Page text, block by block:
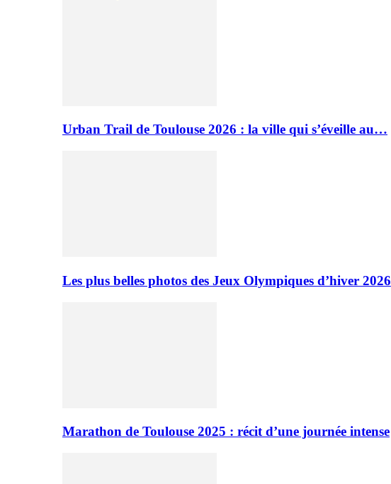
Urban Trail de Toulouse 2026 : la ville qui s’éveille au…
Les plus belles photos des Jeux Olympiques d’hiver 2026
Marathon de Toulouse 2025 : récit d’une journée intense